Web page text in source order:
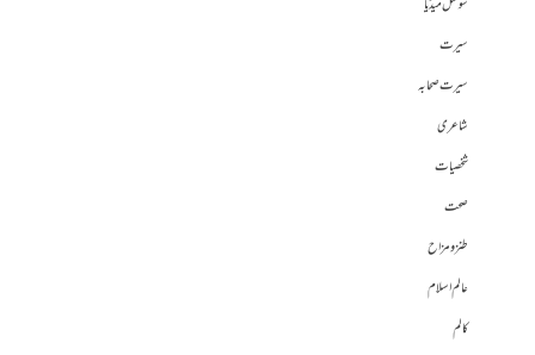
سیرت
سیرت صحابہ
شاعری
شخصیات
صحت
طنز و مزاح
عالم اسلام
کالم